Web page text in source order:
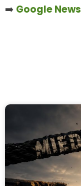
➡️ Google News